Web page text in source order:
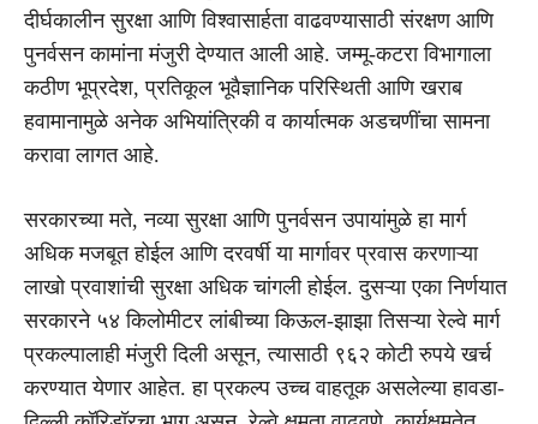
दीर्घकालीन सुरक्षा आणि विश्वासार्हता वाढवण्यासाठी संरक्षण आणि
पुनर्वसन कामांना मंजुरी देण्यात आली आहे. जम्मू-कटरा विभागाला
कठीण भूप्रदेश, प्रतिकूल भूवैज्ञानिक परिस्थिती आणि खराब
हवामानामुळे अनेक अभियांत्रिकी व कार्यात्मक अडचणींचा सामना
करावा लागत आहे.
सरकारच्या मते, नव्या सुरक्षा आणि पुनर्वसन उपायांमुळे हा मार्ग
अधिक मजबूत होईल आणि दरवर्षी या मार्गावर प्रवास करणाऱ्या
लाखो प्रवाशांची सुरक्षा अधिक चांगली होईल. दुसऱ्या एका निर्णयात
सरकारने ५४ किलोमीटर लांबीच्या किऊल-झाझा तिसऱ्या रेल्वे मार्ग
प्रकल्पालाही मंजुरी दिली असून, त्यासाठी ९६२ कोटी रुपये खर्च
करण्यात येणार आहेत. हा प्रकल्प उच्च वाहतूक असलेल्या हावडा-